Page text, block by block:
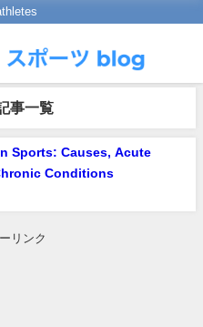
事一覧
Sports: Causes, Acute
Conditions
リンク